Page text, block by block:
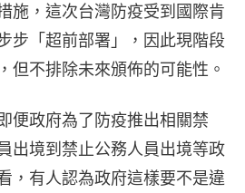
施，這次台灣防疫受到國際肯
步「超前部署」，因此現階段
但不排除未來頒佈的可能性。
便政府為了防疫推出相關禁
出境到禁止公務人員出境等政
，有人認為政府這樣要不是違